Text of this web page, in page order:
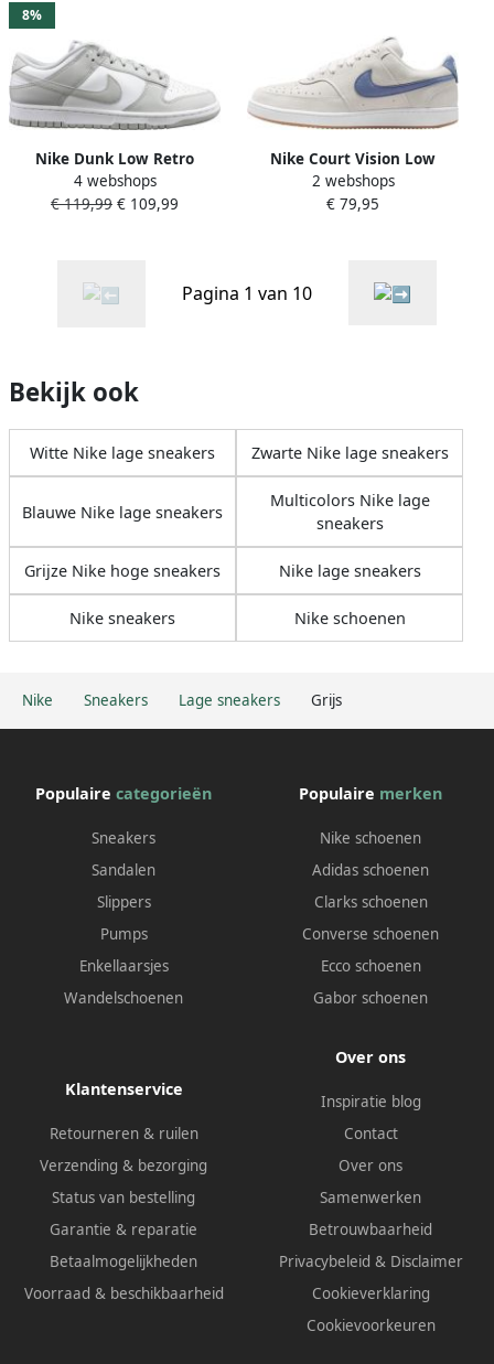
Nike Sneakers Lage sneakers Grijs
maaten:41 42.5 43 44.5 45
8%
Nike Dunk Low Retro
Basketball Schoenen white
grey fog maat: 40.5
4 webshops
€ 119,99 € 109,99
Nike Court Vision Low
Sneakers Heren Grijs
2 webshops
€ 79,95
Pagina 1 van 10
Bekijk ook
Witte Nike lage sneakers Zwarte Nike lage sneakers
Blauwe Nike lage sneakers
Multicolors Nike lage
sneakers
Grijze Nike hoge sneakers Nike lage sneakers
Nike sneakers Nike schoenen
Populaire categorieën
Sneakers
Sandalen
Slippers
Pumps
Enkellaarsjes
Wandelschoenen
Populaire merken
Nike schoenen
Adidas schoenen
Clarks schoenen
Converse schoenen
Ecco schoenen
Gabor schoenen
Klantenservice
Retourneren & ruilen
Verzending & bezorging
Status van bestelling
Garantie & reparatie
Betaalmogelijkheden
Voorraad & beschikbaarheid
Over ons
Inspiratie blog
Contact
Over ons
Samenwerken
Betrouwbaarheid
Privacybeleid & Disclaimer
Cookieverklaring
Cookievoorkeuren